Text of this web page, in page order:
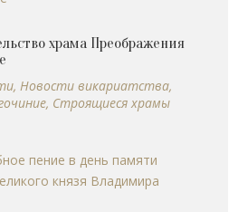
храма Преображения
,Новости викариатства,
, Строящиеся храмы